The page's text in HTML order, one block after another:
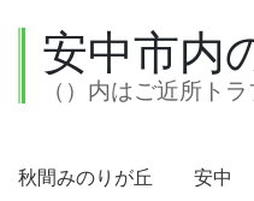
安中市内
（）内はご近所ト
秋間みのりが丘 安中